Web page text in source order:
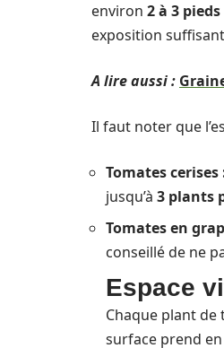
environ 2 à 3
exposition
A lire aussi :
Il faut noter que
Tomates cerises
jusqu’à 3 plants
Tomates en
conseillé de ne
Espace
Chaque plant
surface prend en